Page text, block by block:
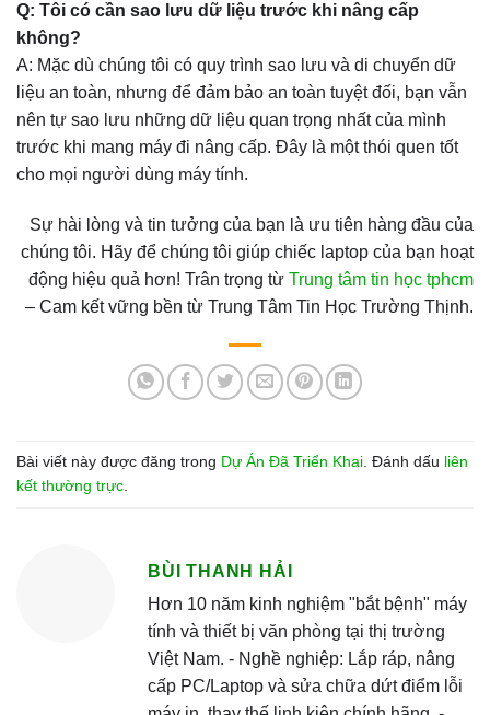
Q: Tôi có cần sao lưu dữ liệu trước khi nâng cấp
không?
A: Mặc dù chúng tôi có quy trình sao lưu và di chuyển dữ
liệu an toàn, nhưng để đảm bảo an toàn tuyệt đối, bạn vẫn
nên tự sao lưu những dữ liệu quan trọng nhất của mình
trước khi mang máy đi nâng cấp. Đây là một thói quen tốt
cho mọi người dùng máy tính.
Sự hài lòng và tin tưởng của bạn là ưu tiên hàng đầu của
chúng tôi. Hãy để chúng tôi giúp chiếc laptop của bạn hoạt
động hiệu quả hơn! Trân trọng từ Trung tâm tin học tphcm
– Cam kết vững bền từ Trung Tâm Tin Học Trường Thịnh.
Bài viết này được đăng trong Dự Án Đã Triển Khai . Đánh dấu liên
kết thường trực
BÙI THANH HẢI
Hơn 10 năm kinh nghiệm "bắt bệnh" máy
tính và thiết bị văn phòng tại thị trường
Việt Nam. - Nghề nghiệp: Lắp ráp, nâng
cấp PC/Laptop và sửa chữa dứt điểm lỗi